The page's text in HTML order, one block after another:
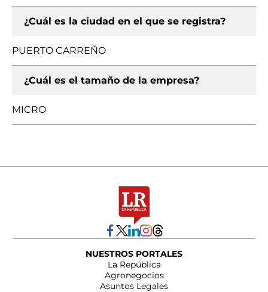
¿Cuál es la ciudad en el que se registra?
PUERTO CARREÑO
¿Cuál es el tamaño de la empresa?
MICRO
NUESTROS PORTALES
La República
Agronegocios
Asuntos Legales